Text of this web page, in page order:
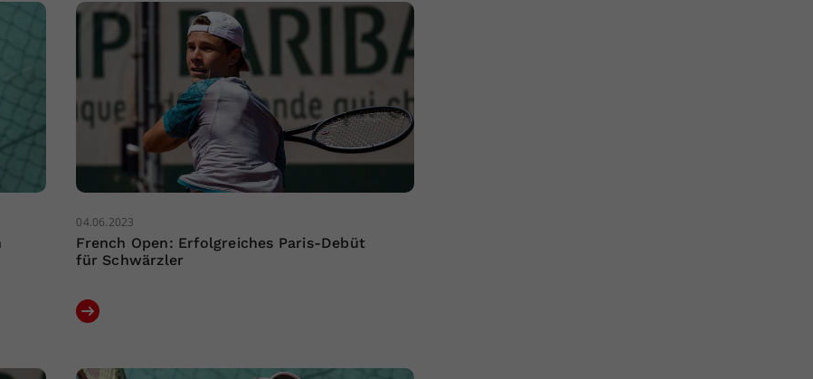
04.06.2023
French Open: Erfolgreiches Paris-Debüt
für Schwärzler